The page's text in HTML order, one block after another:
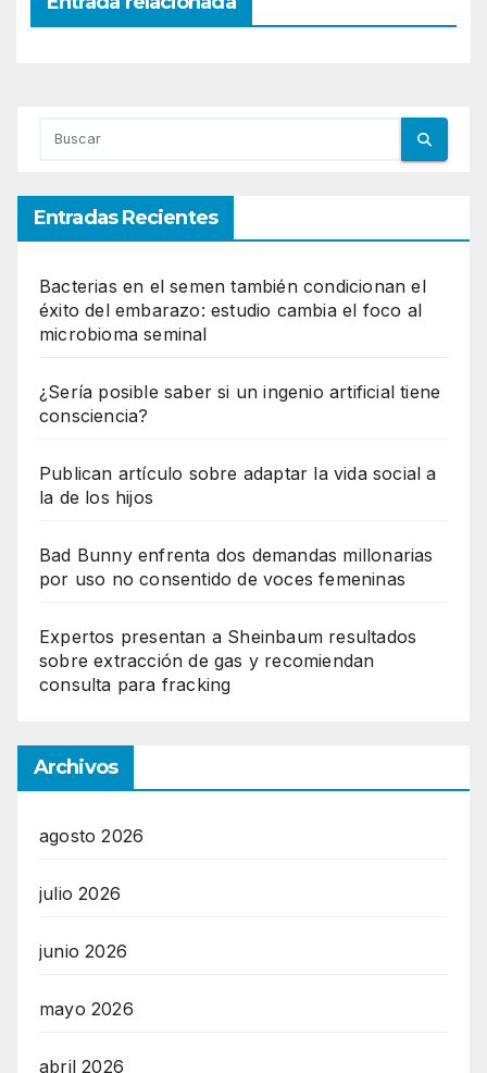
Entradas Recientes
Bacterias en el semen también condicionan el
éxito del embarazo: estudio cambia el foco al
microbioma seminal
¿Sería posible saber si un ingenio artificial tiene
consciencia?
Publican artículo sobre adaptar la vida social a
la de los hijos
Bad Bunny enfrenta dos demandas millonarias
por uso no consentido de voces femeninas
Expertos presentan a Sheinbaum resultados
sobre extracción de gas y recomiendan
consulta para fracking
Archivos
agosto 2026
julio 2026
junio 2026
mayo 2026
abril 2026